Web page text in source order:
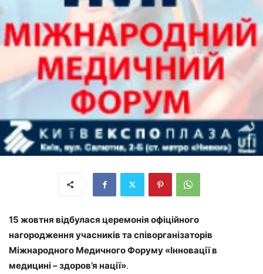
15 жовтня відбулася церемонія офіційного
нагородження учасників та співорганізаторів
Міжнародного Медичного Форуму «Інновації в
медицині – здоров’я нації».